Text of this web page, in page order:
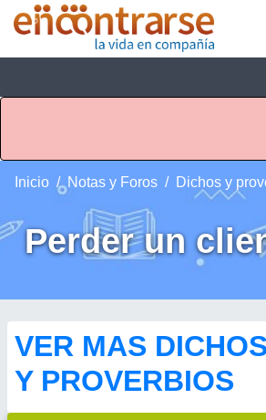
Inicio Notas y Foros Dichos y
Perder un
VER MAS DICHOS
Y PROVERBIOS